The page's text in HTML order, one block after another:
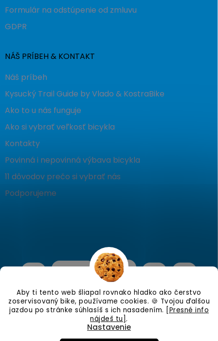
Aby ti tento web šliapal rovnako hladko ako čerstvo
zoservisovaný bike, používame cookies. 🍪 Tvojou ďalšou
jazdou po stránke súhlasíš s ich nasadením. [Presné info
nájdeš tu].
Nastavenie
Formulár na odstúpenie od zmluvu
GDPR
NÁŠ PRÍBEH & KONTAKT
Náš príbeh
Kysucký Trail Guide by Vlado & KostraBike
Ako to u nás funguje
Ako si vybrať veľkosť bicykla
Kontakty
Povinná i nepovinná výbava bicykla
11 dôvodov prečo si vybrať nás
Podporujeme